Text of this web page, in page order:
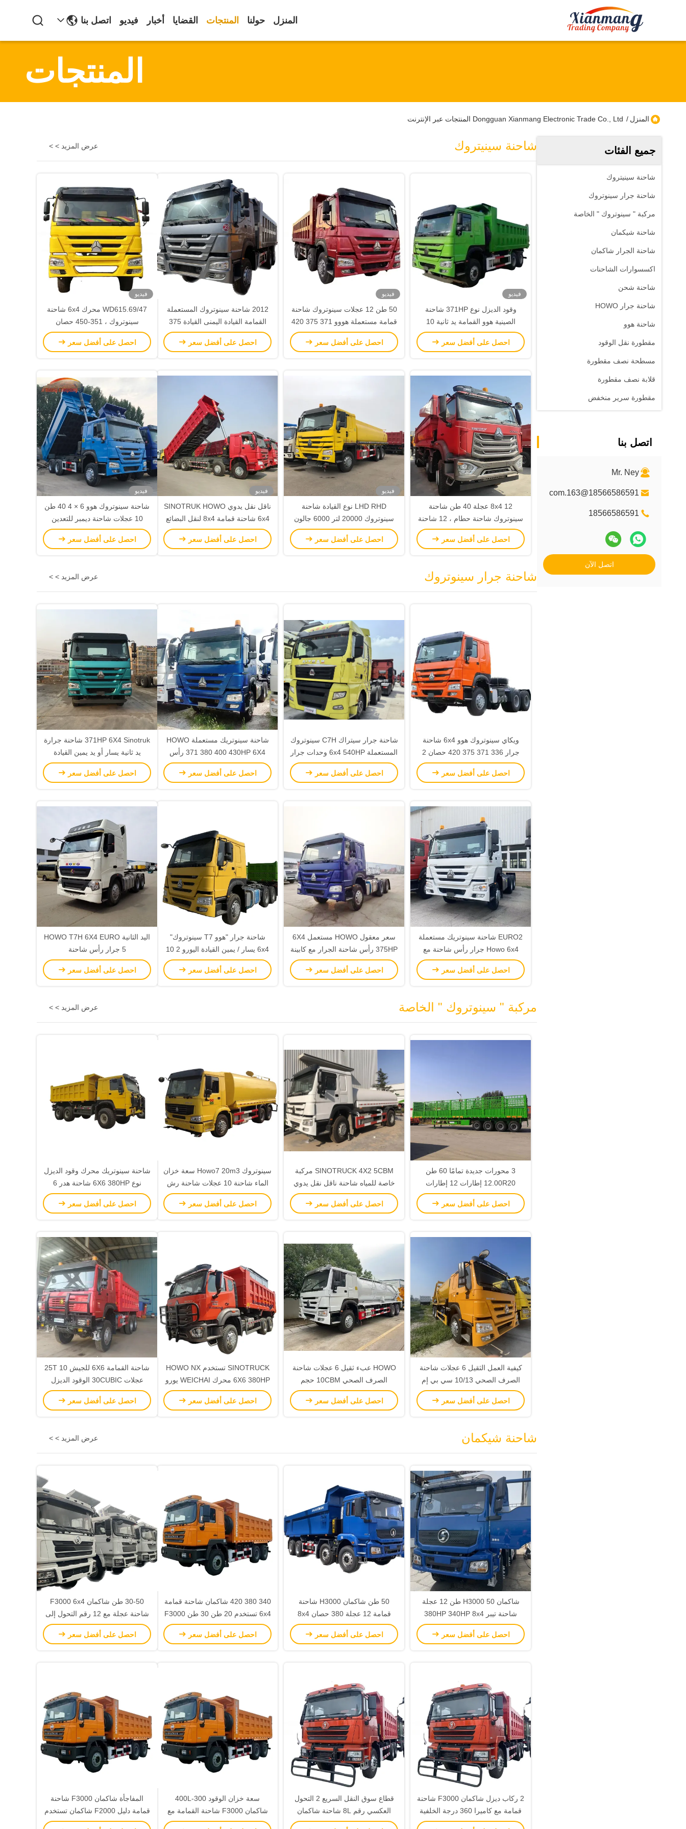
المنزل حولنا المنتجات القضايا أخبار فيديو اتصل بنا
المنتجات
المنزل / Dongguan Xianmang Electronic Trade Co., Ltd المنتجات عبر الإنترنت
جميع الفئات
شاحنة سينيتروك
شاحنة جرار سينوتروك
مركبة " سينوتروك " الخاصة
شاحنة شيكمان
شاحنة الجرار شاكمان
اكسسوارات الشاحنات
شاحنة شحن
شاحنة جرار HOWO
شاحنة هوو
مقطورة نقل الوقود
مسطحة نصف مقطورة
قلابة نصف مقطورة
مقطورة سرير منخفض
اتصل بنا
Mr. Ney
18566586591@163.com
18566586591
اتصل الآن
شاحنة سينيتروك عرض المزيد > >
فيديو
وقود الديزل نوع 371HP شاحنة
الصينية هوو القمامة يد ثانية 10
عجلات شاحنة عجلات
احصل على أفضل سعر
فيديو
50 طن 12 عجلات سينوتروك شاحنة
قمامة مستعملة هووو 371 375 420
حصان شاحنة تيبر 8X4 الأحمر
احصل على أفضل سعر
2012 شاحنة سينوتروك المستعملة
القمامة القيادة اليمنى القيادة 375
أسطوانة 6 يورو 3
احصل على أفضل سعر
فيديو
WD615.69/47 محرك 6x4 شاحنة
سينوتروك ، 351-450 حصان
احصل على أفضل سعر
8x4 12 عجلة 40 طن شاحنة
سينوتروك شاحنة حطام ، 12 شاحنة
إطارات 2 380 حصان
احصل على أفضل سعر
فيديو
LHD RHD نوع القيادة شاحنة
سينوتروك 20000 لتر 6000 جالون
Howo 6x4 380 حصان
احصل على أفضل سعر
فيديو
ناقل نقل يدوي SINOTRUK HOWO
6x4 شاحنة قمامة 8x4 لنقل البضائع
الثقيلة
احصل على أفضل سعر
فيديو
شاحنة سينوتروك هوو 6 × 4 40 طن
10 عجلات شاحنة ديمبر للتعدين
احصل على أفضل سعر
شاحنة جرار سينوتروك عرض المزيد > >
ويكاي سينوتروك هوو 6x4 شاحنة
جرار 336 371 375 420 حصان 2
رقم التحول العكسي
احصل على أفضل سعر
شاحنة جرار سيتراك C7H سينوتروك
المستعملة 6x4 540HP وحدات جرار
الديزل يورو 4
احصل على أفضل سعر
شاحنة سينوتريك مستعملة HOWO
371 380 400 430HP 6X4 رأس
شاحنة الجرار مع ناقل نقل يدوي
احصل على أفضل سعر
371HP 6X4 Sinotruk شاحنة جرارة
يد ثانية يسار أو يد يمين القيادة
احصل على أفضل سعر
EURO2 شاحنة سينوتريك مستعملة
Howo 6x4 جرار رأس شاحنة مع
مكيف الهواء يدوي
احصل على أفضل سعر
سعر معقول HOWO مستعمل 6X4
375HP رأس شاحنة الجرار مع كابينة
مريحة في أفريقيا
احصل على أفضل سعر
شاحنة جرار "هوو T7 سينوتروك"
6x4 يسار / يمين القيادة اليورو 2 10
إطارات
احصل على أفضل سعر
اليد الثانية HOWO T7H 6X4 EURO
5 جرار رأس شاحنة
احصل على أفضل سعر
مركبة " سينوتروك " الخاصة عرض المزيد > >
3 محورات جديدة تمامًا 60 طن
12.00R20 إطارات 12 إطارات
مقطورة الجدار الجانبي
احصل على أفضل سعر
SINOTRUCK 4X2 5CBM مركبة
خاصة للمياه شاحنة ناقل نقل يدوي
نوع 10 طن الحمل الاسمي
احصل على أفضل سعر
سينوتروك Howo7 20m3 سعة خزان
الماء شاحنة 10 عجلات شاحنة رش
السائل وقود الديزل نوع تخزين المياه
احصل على أفضل سعر
شاحنة سينوتريك محرك وقود الديزل
نوع 6X6 380HP شاحنة هدر 6
عجلات منجم شاحنة هدر خاصة
للمناطق الصعبة والظروف
احصل على أفضل سعر
كيفية العمل الثقيل 6 عجلات شاحنة
الصرف الصحي 10/13 سي بي إم
نفايات التخلص مع وظيفة إفراز
الضغط و 12 طن الوزن المحدد
احصل على أفضل سعر
HOWO عبء ثقيل 6 عجلات شاحنة
الصرف الصحي 10CBM حجم
الخزان اللون الأحمر القيادة اليسرى
احصل على أفضل سعر
SINOTRUCK تستخدم HOWO NX
6X6 380HP محرك WEICHAI يورو
3 جميع عجلات القيادة 10 عجلات
الديزل
احصل على أفضل سعر
شاحنة القمامة 6X6 للجيش 25T 10
عجلات 30CUBIC الوقود الديزل
SINOTRUK كيفية القيادة على جميع
العجلات شاحنة تيبر في حالة جيدة
احصل على أفضل سعر
شاحنة شيكمان عرض المزيد > >
شاكمان H3000 50 طن 12 عجلة
شاحنة تيبر 380HP 340HP 8x4
شاحنة القمامة
احصل على أفضل سعر
50 طن شاكمان H3000 شاحنة
قمامة 12 عجلة 380 حصان 8x4
قمامة 340 حصان 550 حصان
احصل على أفضل سعر
340 380 420 شاكمان شاحنة قمامة
6x4 تستخدم 20 طن 30 طن F3000
شاحنة تيبر
احصل على أفضل سعر
30-50 طن شاكمان F3000 6x4
شاحنة عجلة مع 12 رقم التحول إلى
الأمام
احصل على أفضل سعر
2 ركاب ديزل شاكمان F3000 شاحنة
قمامة مع كاميرا 360 درجة الخلفية
قطاع سوق النقل السريع 2 التحول
العكسي رقم 8L شاحنة شاكمان
F3000 مستعملة
سعة خزان الوقود 300-400L
شاكمان F3000 شاحنة القمامة مع
أقصى عزم دوران Nm ≥2500Nm
المفاجأة شاكمان F3000 شاحنة
قمامة دليل F2000 شاكمان تستخدم
التسليم 40